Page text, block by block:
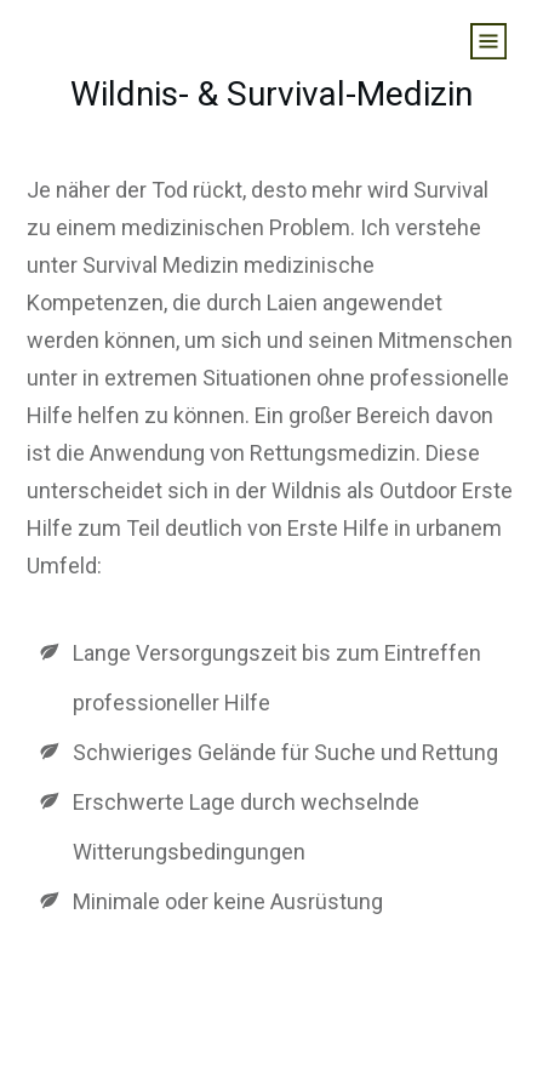
Wildnis- & Survival-Medizin
Je näher der Tod rückt, desto mehr wird Survival
zu einem medizinischen Problem. Ich verstehe
unter Survival Medizin medizinische
Kompetenzen, die durch Laien angewendet
werden können, um sich und seinen Mitmenschen
unter in extremen Situationen ohne professionelle
Hilfe helfen zu können. Ein großer Bereich davon
ist die Anwendung von Rettungsmedizin. Diese
unterscheidet sich in der Wildnis als Outdoor Erste
Hilfe zum Teil deutlich von Erste Hilfe in urbanem
Umfeld:
Lange Versorgungszeit bis zum Eintreffen
professioneller Hilfe
Schwieriges Gelände für Suche und Rettung
Erschwerte Lage durch wechselnde
Witterungsbedingungen
Minimale oder keine Ausrüstung